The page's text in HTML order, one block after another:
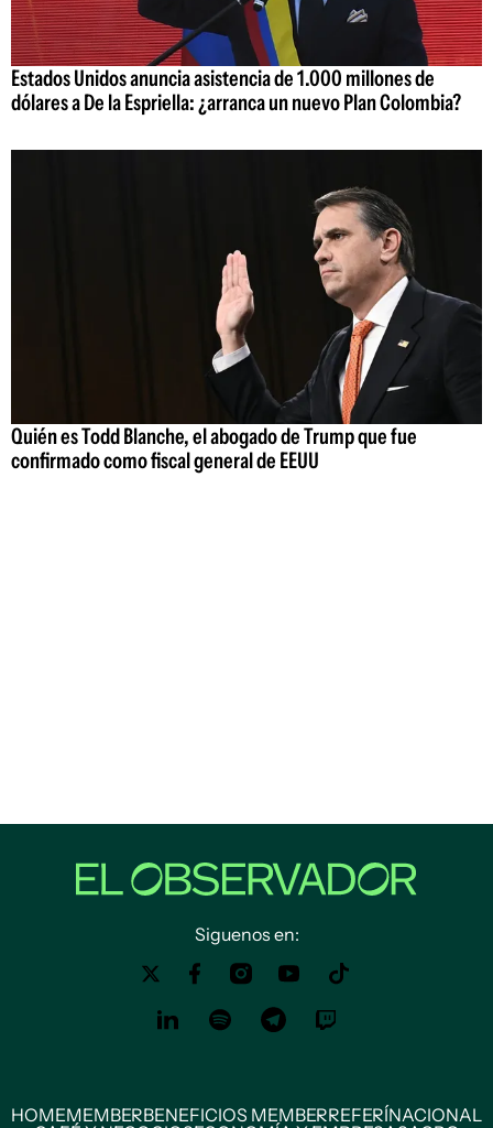
Estados Unidos anuncia asistencia de 1.000 millones de
dólares a De la Espriella: ¿arranca un nuevo Plan Colombia?
Quién es Todd Blanche, el abogado de Trump que fue
confirmado como fiscal general de EEUU
Siguenos en:
HOMEMEMBERBENEFICIOS MEMBERREFERÍNACIONAL